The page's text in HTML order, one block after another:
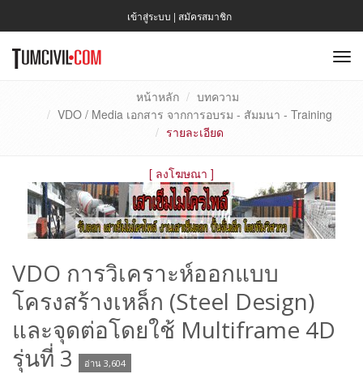
เข้าสู่ระบบ | สมัครสมาชิก
หน้าหลัก
บทความ
VDO / Media เอกสาร จากการอบรม - สัมมนา - Training
รายละเอียด
[ ลงโฆษณา ]
VDO การวิเคราะห์ออกแบบ
โครงสร้างเหล็ก (Steel Design)
และจุดต่อโดยใช้ Multiframe 4D
รุ่นที่ 3
อ่าน 3,604